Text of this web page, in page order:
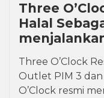
Three
Halal
Three O’Clock
Outlet PIM 3
O’Clock resmi